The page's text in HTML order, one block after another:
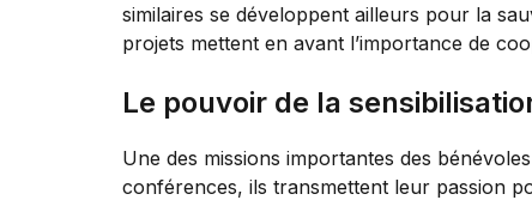
similaires se développent ailleurs pour la
projets mettent en avant l’importance de
Le pouvoir de la
Une des missions importantes des
conférences, ils transmettent leur passion